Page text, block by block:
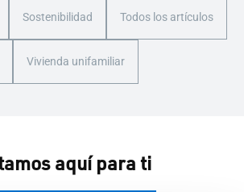
Sostenibilidad Todos los artículos
Vivienda unifamiliar
aquí para ti